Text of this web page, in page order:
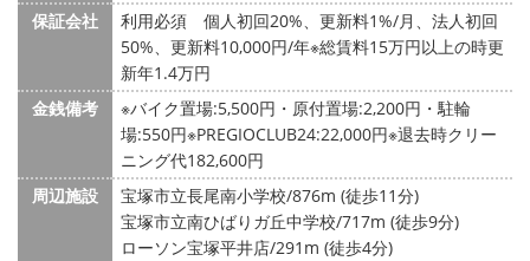
保証会社
利用必須 個人初回20%、更新料1%/月、法人初回
50%、更新料10,000円/年※総賃料15万円以上の時更
新年1.4万円
金銭備考
※バイク置場:5,500円・原付置場:2,200円・駐輪
場:550円※PREGIOCLUB24:22,000円※退去時クリー
ニング代182,600円
周辺施設
宝塚市立長尾南小学校/876m (徒歩11分)
宝塚市立南ひばりガ丘中学校/717m (徒歩9分)
ローソン宝塚平井店/291m (徒歩4分)